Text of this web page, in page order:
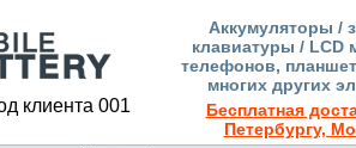
клиента 001
Аккумуляторы /
клавиатуры / LCD
телефонов,
многих других
Бесплатная
Петербургу,